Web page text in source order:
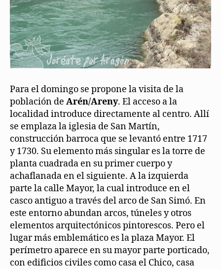
Para el domingo se propone la visita de la
población de Arén/Areny. El acceso a la
localidad introduce directamente al centro. Allí
se emplaza la iglesia de San Martín,
construcción barroca que se levantó entre 1717
y 1730. Su elemento más singular es la torre de
planta cuadrada en su primer cuerpo y
achaflanada en el siguiente. A la izquierda
parte la calle Mayor, la cual introduce en el
casco antiguo a través del arco de San Simó. En
este entorno abundan arcos, túneles y otros
elementos arquitectónicos pintorescos. Pero el
lugar más emblemático es la plaza Mayor. El
perímetro aparece en su mayor parte porticado,
con edificios civiles como casa el Chico, casa